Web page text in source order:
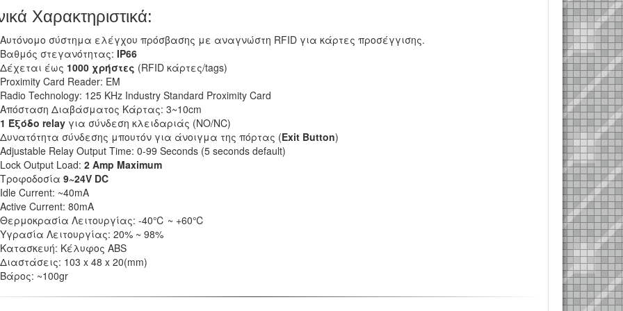
Χαρακτηριστικά:
Αυτόνομο σύστημα ελέγχου πρόσβασης με αναγνώστη RFID για κάρτες προσέγγισης.
Βαθμός στεγανότητας: IP66
Δέχεται έως 1000 χρήστες (RFID κάρτες/tags)
Proximity Card Reader: EM
Radio Technology: 125 KHz Industry Standard Proximity Card
Απόσταση Διαβάσματος Κάρτας: 3~10cm
1 Έξόδο relay για σύνδεση κλειδαριάς (NO/NC)
Δυνατότητα σύνδεσης μπουτόν για άνοιγμα της πόρτας (Exit Button)
Adjustable Relay Output Time: 0-99 Seconds (5 seconds default)
Lock Output Load: 2 Amp Maximum
Τροφοδοσία 9~24V DC
Idle Current: ~40mA
Active Current: 80mA
Θερμοκρασία Λειτουργίας: -40℃ ~ +60℃
Υγρασία Λειτουργίας: 20% ~ 98%
Κατασκευή: Κέλυφος ABS
Διαστάσεις: 103 x 48 x 20(mm)
Βάρος: ~100gr